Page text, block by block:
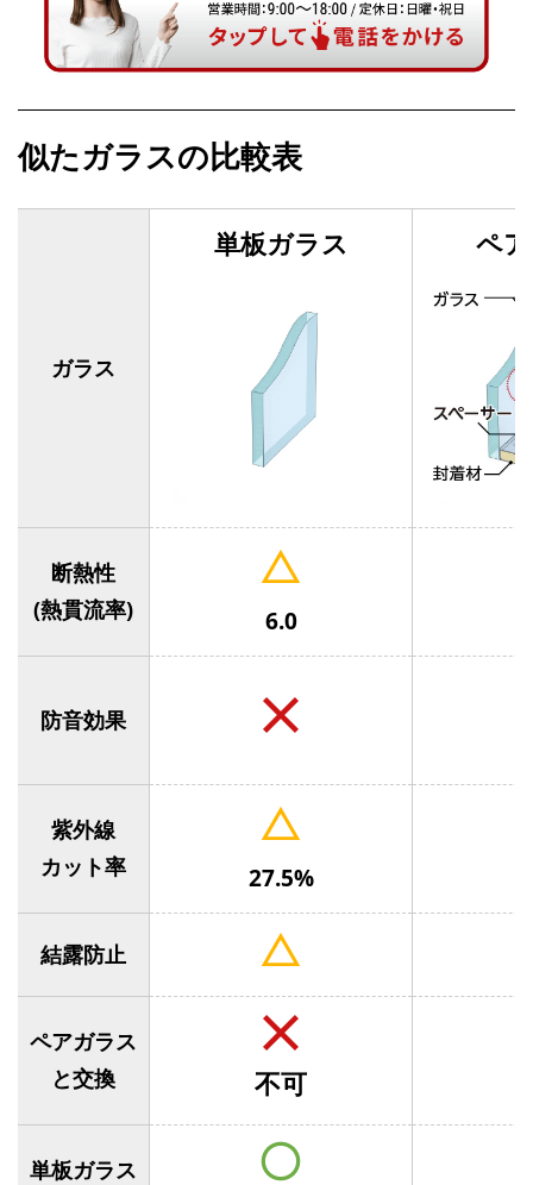
似たガラスの比較表
ガラス
単板ガラス ペ
断熱性
(熱貫流率)
6.0
防音効果
紫外線
カット率
27.5%
結露防止
ペアガラス
と交換
不可
単板ガラス